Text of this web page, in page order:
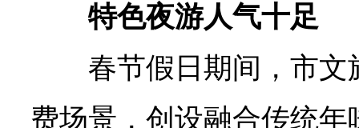
特色夜游人气十足
春节假日期间，市
费场景，创设融合传统